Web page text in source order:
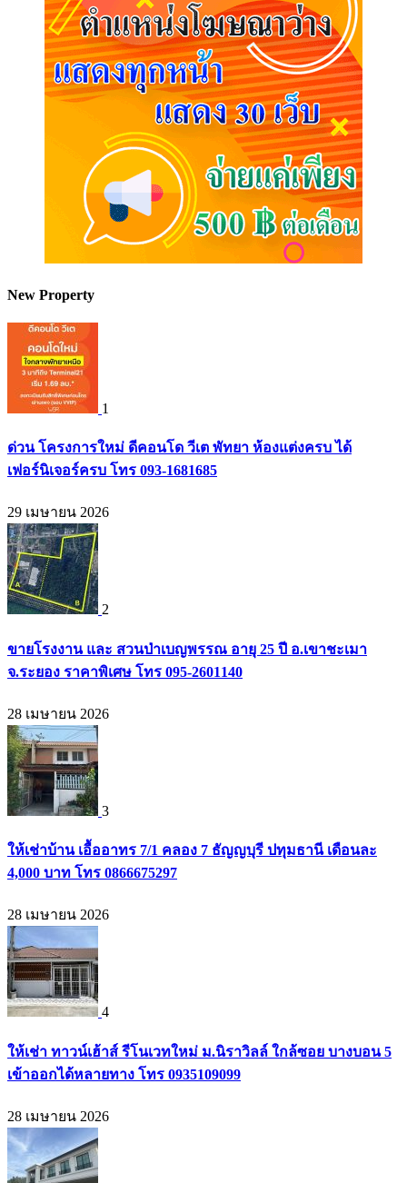
New Property
1
ด่วน โครงการใหม่ ดีคอนโด วีเต พัทยา ห้องแต่งครบ ได้
เฟอร์นิเจอร์ครบ โทร 093-1681685
29 เมษายน 2026
2
ขายโรงงาน และ สวนป่าเบญพรรณ อายุ 25 ปี อ.เขาชะเมา
จ.ระยอง ราคาพิเศษ โทร 095-2601140
28 เมษายน 2026
3
ให้เช่าบ้าน เอื้ออาทร 7/1 คลอง 7 ธัญญบุรี ปทุมธานี เดือนละ
4,000 บาท โทร 0866675297
28 เมษายน 2026
4
ให้เช่า ทาวน์เฮ้าส์ รีโนเวทใหม่ ม.นิราวิลล์ ใกล้ซอย บางบอน 5
เข้าออกได้หลายทาง โทร 0935109099
28 เมษายน 2026